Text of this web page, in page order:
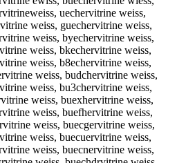
uechervitrine weiss,
weiss, guechervitrine weiss,
weiss, byechervitrine weiss,
weiss, bkechervitrine weiss,
weiss, b8echervitrine weiss,
weiss, budchervitrine weiss,
weiss, bu3chervitrine weiss,
weiss, buexhervitrine weiss,
weiss, buefhervitrine weiss,
weiss, buecgervitrine weiss,
weiss, buecuervitrine weiss,
weiss, buecnervitrine weiss,